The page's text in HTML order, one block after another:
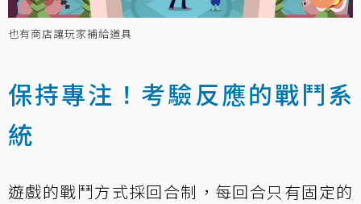
也有商店讓玩家補給道具
保持專注！考驗反應的戰鬥系
統
遊戲的戰鬥方式採回合制，每回合只有固定的